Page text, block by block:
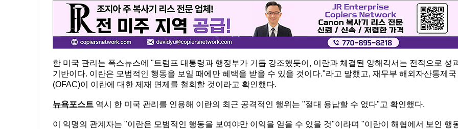
한 미국 관리는 폭스뉴스에 "트럼프 대통령과 행정부가 거듭 강조했듯이, 이란과 체결된 양해각서는 전적으로 성
기반이다. 이란은 모범적인 행동을 보일 때에만 혜택을 받을 수 있을 것이다."라고 말했고, 재무부 해외자산통제국
(OFAC)이 이란에 대한 제재 면제를 철회할 것이라고 확인했다.
뉴욕포스트 역시 한 미국 관리를 인용해 이란의 최근 공격적인 행위는 "절대 용납할 수 없다"고 확인했다.
이 익명의 관계자는 "이란은 모범적인 행동을 보여야만 이익을 얻을 수 있을 것"이라며 "이란이 해협에서 보인 행